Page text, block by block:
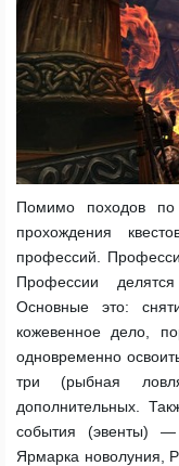
Помимо походов
прохождения
профессий.
Профессии
Основные это:
кожевенное дело,
одновременно
три (рыбная
дополнительных.
события (эвенты)
Ярмарка новолуния,